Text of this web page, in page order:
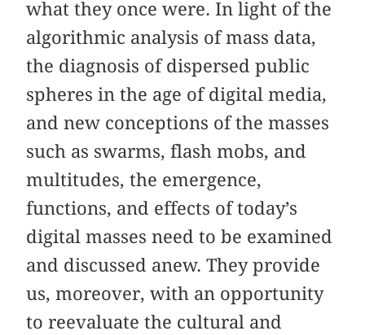
what they once were. In light of the
algorithmic analysis of mass data,
the diagnosis of dispersed public
spheres in the age of digital media,
and new conceptions of the masses
such as swarms, flash mobs, and
multitudes, the emergence,
functions, and effects of today’s
digital masses need to be examined
and discussed anew. They provide
us, moreover, with an opportunity
to reevaluate the cultural and